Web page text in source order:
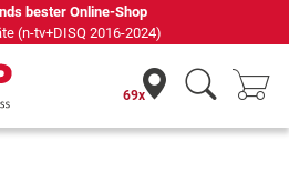
bester Online-Shop
(n-tv+DISQ 2016-2024)
69x